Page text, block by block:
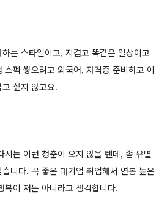
는 스타일이고, 지겹고 똑같은 일상이고
스펙 쌓으려고 외국어, 자격증 준비하고 이
싶지 않고요.
시는 이런 청춘이 오지 않을 텐데, 좀 유별
습니다. 꼭 좋은 대기업 취업해서 연봉 높은
복이 저는 아니라고 생각합니다.